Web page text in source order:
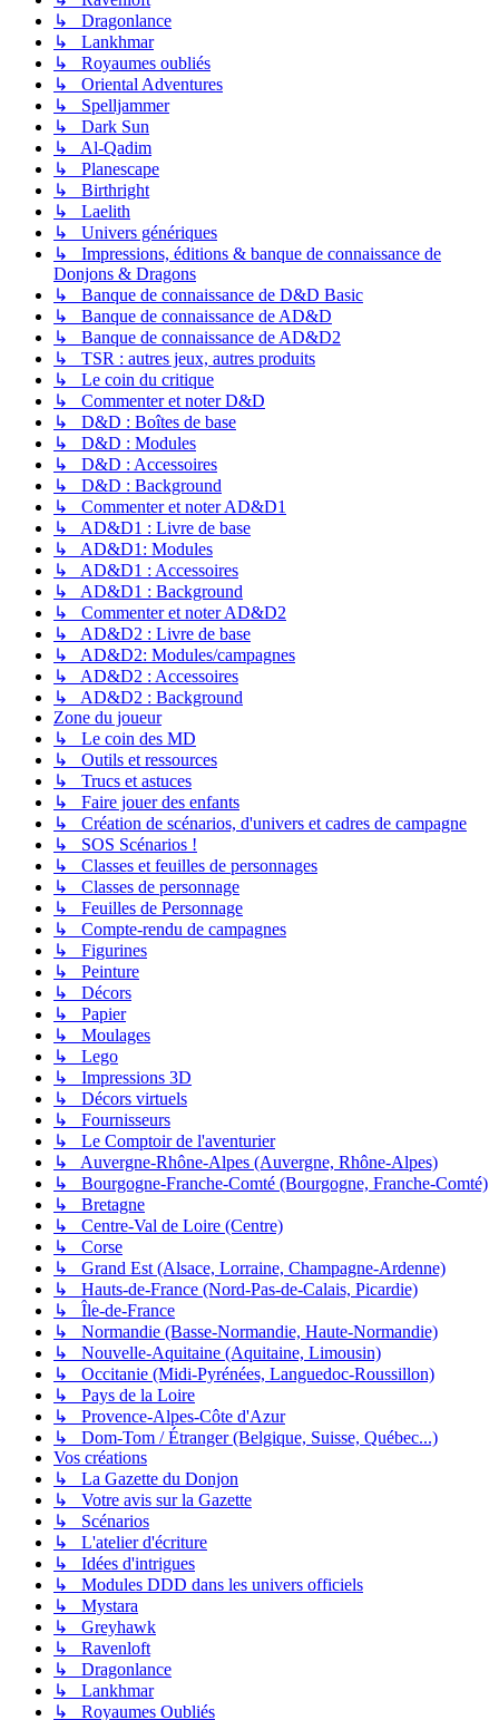
↳ Dragonlance
↳ Lankhmar
↳ Royaumes oubliés
↳ Oriental Adventures
↳ Spelljammer
↳ Dark Sun
↳ Al-Qadim
↳ Planescape
↳ Birthright
↳ Laelith
↳ Univers génériques
↳ Impressions, éditions & banque de connaissance de
Donjons & Dragons
↳ Banque de connaissance de D&D Basic
↳ Banque de connaissance de AD&D
↳ Banque de connaissance de AD&D2
↳ TSR : autres jeux, autres produits
↳ Le coin du critique
↳ Commenter et noter D&D
↳ D&D : Boîtes de base
↳ D&D : Modules
↳ D&D : Accessoires
↳ D&D : Background
↳ Commenter et noter AD&D1
↳ AD&D1 : Livre de base
↳ AD&D1: Modules
↳ AD&D1 : Accessoires
↳ AD&D1 : Background
↳ Commenter et noter AD&D2
↳ AD&D2 : Livre de base
↳ AD&D2: Modules/campagnes
↳ AD&D2 : Accessoires
↳ AD&D2 : Background
Zone du joueur
↳ Le coin des MD
↳ Outils et ressources
↳ Trucs et astuces
↳ Faire jouer des enfants
↳ Création de scénarios, d'univers et cadres de campagne
↳ SOS Scénarios !
↳ Classes et feuilles de personnages
↳ Classes de personnage
↳ Feuilles de Personnage
↳ Compte-rendu de campagnes
↳ Figurines
↳ Peinture
↳ Décors
↳ Papier
↳ Moulages
↳ Lego
↳ Impressions 3D
↳ Décors virtuels
↳ Fournisseurs
↳ Le Comptoir de l'aventurier
↳ Auvergne-Rhône-Alpes (Auvergne, Rhône-Alpes)
↳ Bourgogne-Franche-Comté (Bourgogne, Franche-Comté)
↳ Bretagne
↳ Centre-Val de Loire (Centre)
↳ Corse
↳ Grand Est (Alsace, Lorraine, Champagne-Ardenne)
↳ Hauts-de-France (Nord-Pas-de-Calais, Picardie)
↳ Île-de-France
↳ Normandie (Basse-Normandie, Haute-Normandie)
↳ Nouvelle-Aquitaine (Aquitaine, Limousin)
↳ Occitanie (Midi-Pyrénées, Languedoc-Roussillon)
↳ Pays de la Loire
↳ Provence-Alpes-Côte d'Azur
↳ Dom-Tom / Étranger (Belgique, Suisse, Québec...)
Vos créations
↳ La Gazette du Donjon
↳ Votre avis sur la Gazette
↳ Scénarios
↳ L'atelier d'écriture
↳ Idées d'intrigues
↳ Modules DDD dans les univers officiels
↳ Mystara
↳ Greyhawk
↳ Ravenloft
↳ Dragonlance
↳ Lankhmar
↳ Royaumes Oubliés